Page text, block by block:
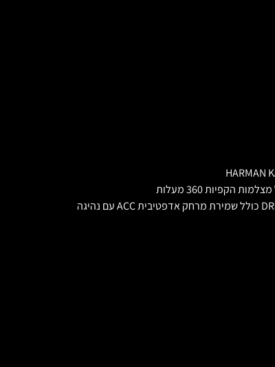
חבילת בטיחות מלאה DRIVING ASSISTANSE PLUS כולל שמירת מרחק אדפטיבית ACC עם נהיגה